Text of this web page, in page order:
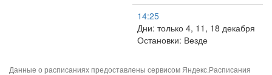
14:25
Дни: только 4, 11, 18 декабря
Остановки: Везде
Данные о расписаниях предоставлены сервисом Яндекс.Расписания